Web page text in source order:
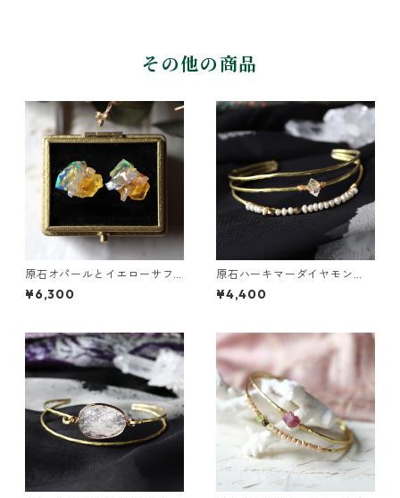
その他の商品
原石オパールとイエローサフ
ァイアのプチピアス
¥6,300
原石ハーキマーダイヤモン
ド・パールの3連バングル
¥4,400